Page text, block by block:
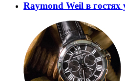
Raymond Weil в гостях